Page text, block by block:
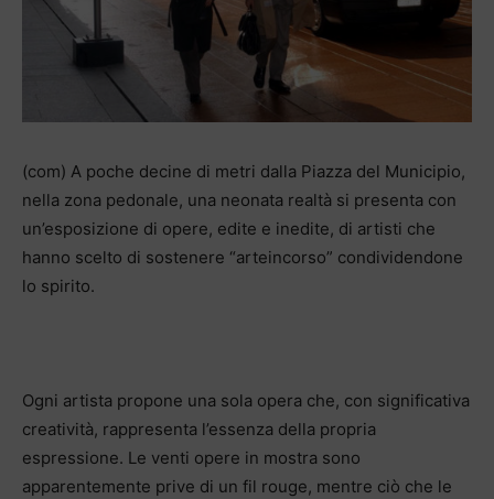
(com) A poche decine di metri dalla Piazza del Municipio,
nella zona pedonale, una neonata realtà si presenta con
un’esposizione di opere, edite e inedite, di artisti che
hanno scelto di sostenere “arteincorso” condividendone
lo spirito.
Ogni artista propone una sola opera che, con significativa
creatività, rappresenta l’essenza della propria
espressione. Le venti opere in mostra sono
apparentemente prive di un fil rouge, mentre ciò che le